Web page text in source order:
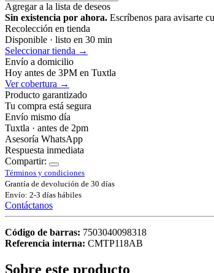
Agregar a la lista de deseos
Sin existencia por ahora. Escríbenos para avisarte
Recolección en tienda
Disponible · listo en 30 min
Seleccionar tienda →
Envío a domicilio
Hoy antes de 3PM en Tuxtla
Ver cobertura →
Producto garantizado
Tu compra está segura
Envío mismo día
Tuxtla · antes de 2pm
Asesoría WhatsApp
Respuesta inmediata
Compartir:
Términos y condiciones
Grantía de devolución de 30 días
Envío: 2-3 días hábiles
Contáctanos
Código de barras: 7503040098318
Referencia interna: CMTP118AB
Sobre este producto